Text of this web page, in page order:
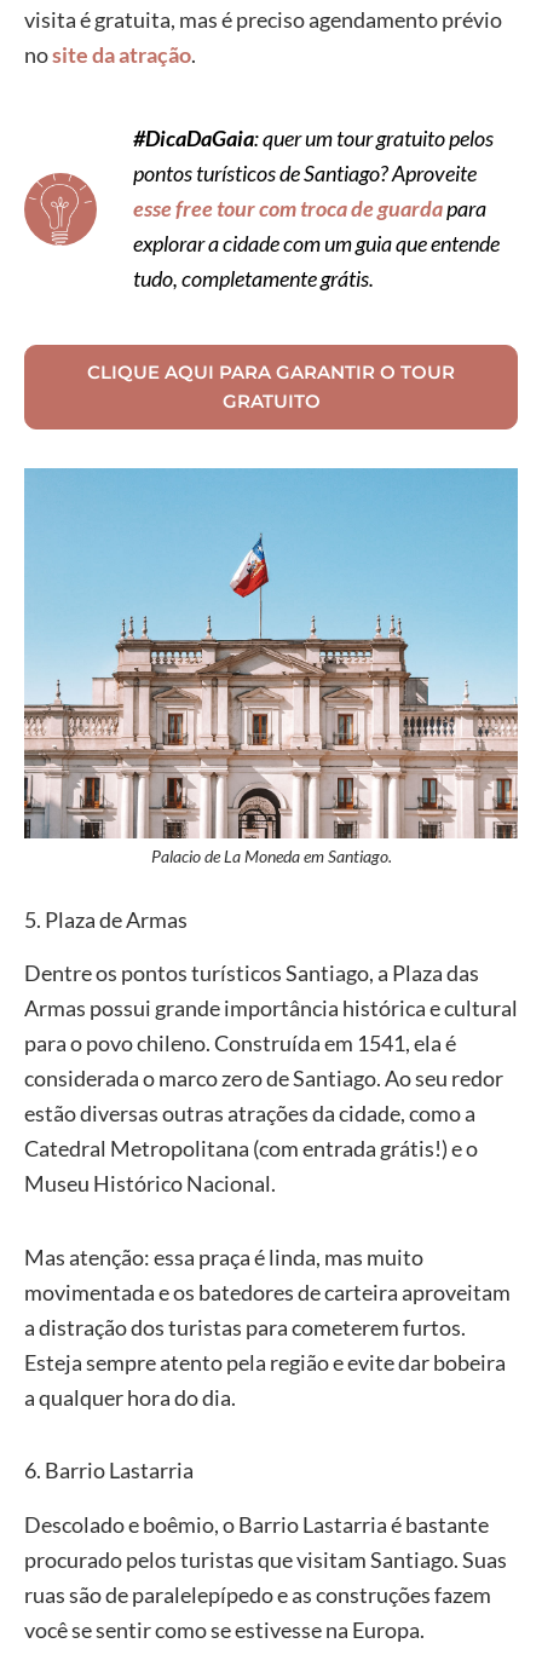
visita é gratuita, mas é preciso agendamento prévio
nosite da atração.
#DicaDaGaia: quer um tour gratuito pelos
pontos turísticos de Santiago? Aproveite
esse free tour com troca de guardapara
explorar a cidade com um guia que entende
tudo, completamente grátis.
CLIQUE AQUI PARA GARANTIR O TOUR
GRATUITO
Palacio de La Moneda em Santiago.
5. Plaza de Armas
Dentre os pontos turísticos Santiago, a Plaza das
Armas possui grande importância histórica e cultural
para o povo chileno. Construída em 1541, ela é
considerada o marco zero de Santiago. Ao seu redor
estão diversas outras atrações da cidade, como a
Catedral Metropolitana (com entrada grátis!) e o
Museu Histórico Nacional.
Mas atenção: essa praça é linda, mas muito
movimentada e os batedores de carteira aproveitam
a distração dos turistas para cometerem furtos.
Esteja sempre atento pela região e evite dar bobeira
a qualquer hora do dia.
6. Barrio Lastarria
Descolado e boêmio, o Barrio Lastarria é bastante
procurado pelos turistas que visitam Santiago. Suas
ruas são de paralelepípedo e as construções fazem
você se sentir como se estivesse na Europa.